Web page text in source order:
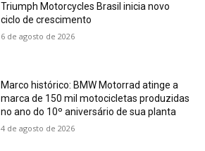
Triumph Motorcycles Brasil inicia novo
ciclo de crescimento
6 de agosto de 2026
Marco histórico: BMW Motorrad atinge a
marca de 150 mil motocicletas produzidas
no ano do 10º aniversário de sua planta
4 de agosto de 2026